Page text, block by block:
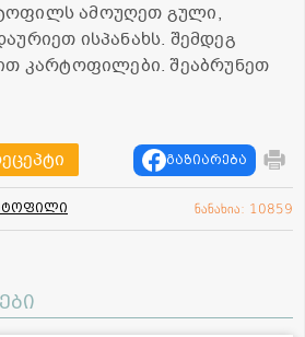
ამოუღეთ გული,
ისპანახს. შემდეგ
კარტოფილები. შეაბრუნეთ
გაზიარება
ნანახია: 10859